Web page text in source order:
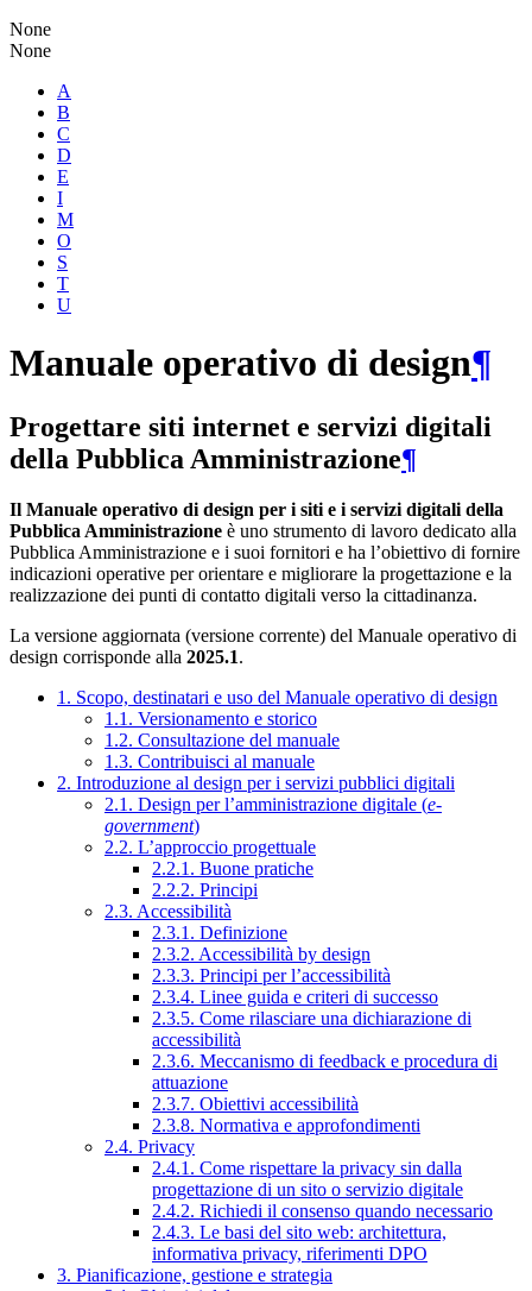
None
None
A
B
C
D
E
I
M
O
S
T
U
Manuale operativo di design¶
Progettare siti internet e servizi digitali
della Pubblica Amministrazione¶
Il Manuale operativo di design per i siti e i servizi digitali della
Pubblica Amministrazione è uno strumento di lavoro dedicato alla
Pubblica Amministrazione e i suoi fornitori e ha l’obiettivo di fornire
indicazioni operative per orientare e migliorare la progettazione e la
realizzazione dei punti di contatto digitali verso la cittadinanza.
La versione aggiornata (versione corrente) del Manuale operativo di
design corrisponde alla 2025.1.
1. Scopo, destinatari e uso del Manuale operativo di design
1.1. Versionamento e storico
1.2. Consultazione del manuale
1.3. Contribuisci al manuale
2. Introduzione al design per i servizi pubblici digitali
2.1. Design per l’amministrazione digitale (e-
government)
2.2. L’approccio progettuale
2.2.1. Buone pratiche
2.2.2. Principi
2.3. Accessibilità
2.3.1. Definizione
2.3.2. Accessibilità by design
2.3.3. Principi per l’accessibilità
2.3.4. Linee guida e criteri di successo
2.3.5. Come rilasciare una dichiarazione di
accessibilità
2.3.6. Meccanismo di feedback e procedura di
attuazione
2.3.7. Obiettivi accessibilità
2.3.8. Normativa e approfondimenti
2.4. Privacy
2.4.1. Come rispettare la privacy sin dalla
progettazione di un sito o servizio digitale
2.4.2. Richiedi il consenso quando necessario
2.4.3. Le basi del sito web: architettura,
informativa privacy, riferimenti DPO
3. Pianificazione, gestione e strategia